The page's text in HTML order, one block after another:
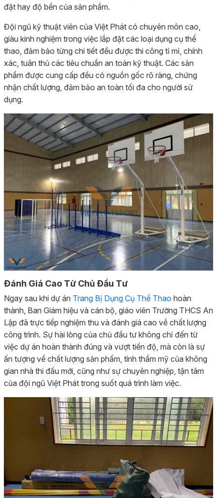
đặt hay độ bền của sản phẩm.
Đội ngũ kỹ thuật viên của Việt Phát có chuyên môn cao,
giàu kinh nghiệm trong việc lắp đặt các loại dụng cụ thể
thao, đảm bảo từng chi tiết đều được thi công tỉ mỉ, chính
xác, tuân thủ các tiêu chuẩn an toàn kỹ thuật. Các sản
phẩm được cung cấp đều có nguồn gốc rõ ràng, chứng
nhận chất lượng, đảm bảo an toàn tối đa cho người sử
dụng.
Đánh Giá Cao Từ Chủ Đầu Tư
Ngay sau khi dự án Trang Bị Dụng Cụ Thể Thao hoàn
thành, Ban Giám hiệu và cán bộ, giáo viên Trường THCS An
Lập đã trực tiếp nghiệm thu và đánh giá cao về chất lượng
công trình. Sự hài lòng của chủ đầu tư không chỉ đến từ
việc dự án hoàn thành đúng và vượt tiến độ, mà còn là sự
ấn tượng về chất lượng sản phẩm, tính thẩm mỹ của không
gian nhà thi đấu mới, cũng như sự chuyên nghiệp, tận tâm
của đội ngũ Việt Phát trong suốt quá trình làm việc.